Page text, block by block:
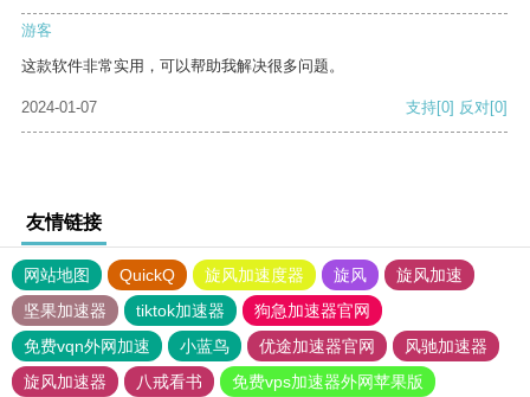
游客
这款软件非常实用，可以帮助我解决很多问题。
2024-01-07 支持[0] 反对[0]
友情链接
网站地图 QuickQ 旋风加速度器 旋风
旋风加速
坚果加速器
tiktok加速器
狗急加速器官网
免费vqn外网加速
小蓝鸟 优途加速器官网
风驰加速器
旋风加速器
八戒看书
免费vps加速器外网苹果版